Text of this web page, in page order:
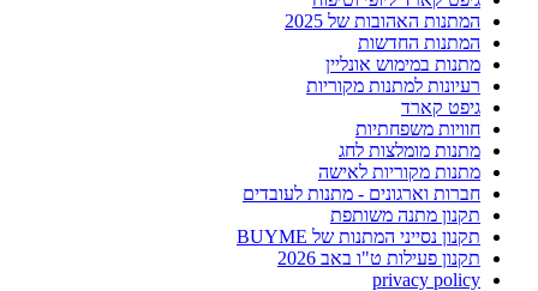
המתנות האהובות של 2025
המתנות החדשות
מתנות במימוש אונליין
רעיונות למתנות מקוריות
גיפט קארד
חוויות משפחתיות
מתנות מומלצות לחג
מתנות מקוריות לאישה
חברות וארגונים - מתנות לעובדים
תקנון מתנה משותפת
תקנון נסייני המתנות של BUYME
תקנון פעילות ט"ו באב 2026
privacy policy